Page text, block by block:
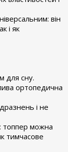
він
і як
для сну.
ортопедична
і не
топпер можна
тимчасове